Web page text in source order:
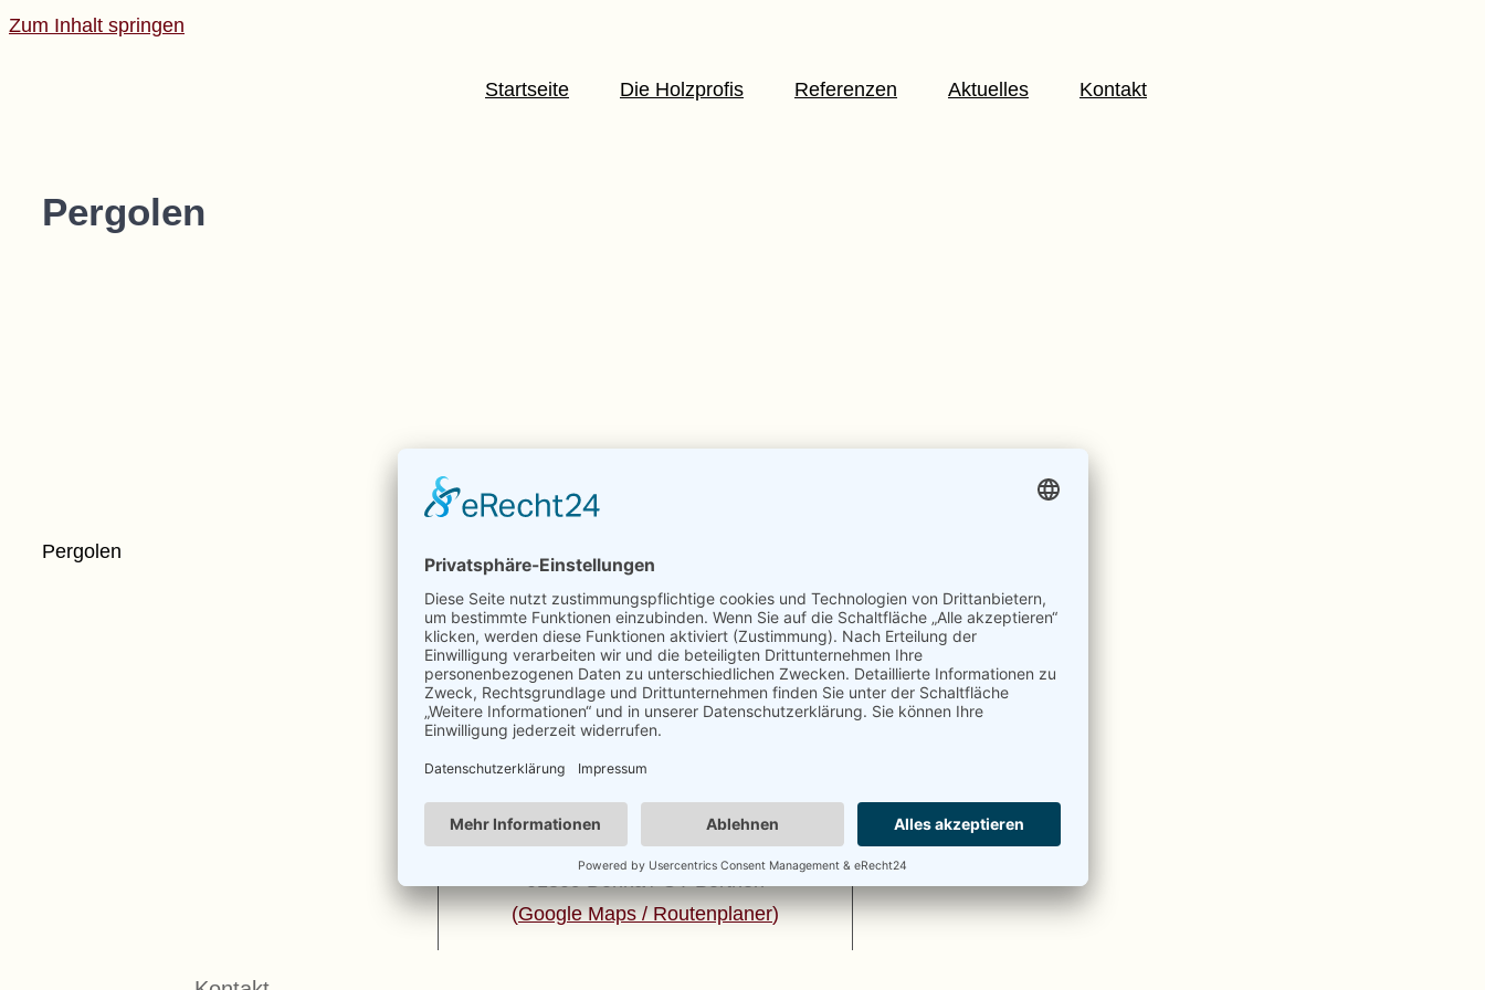
Zum Inhalt springen
Startseite Die Holzprofis Referenzen Aktuelles Kontakt
Pergolen
Pergolen
ANSCHRIFT
Die Holzprofis Zimmerei GmbH
Herr Leonhardt, Thomas
Dorfplatz 5
(Google Maps / Routenplaner)